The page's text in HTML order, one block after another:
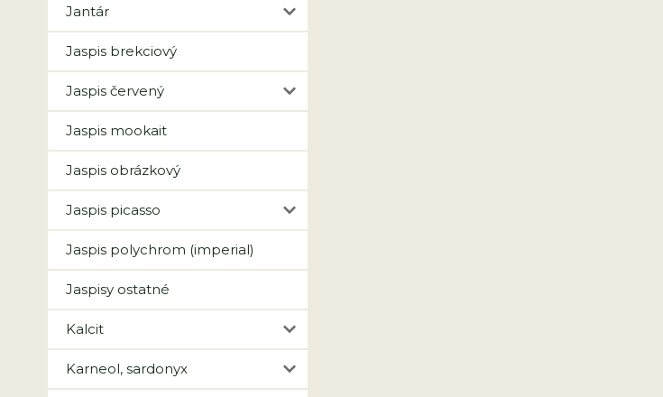
Jantár
Jaspis brekciový
Jaspis červený
Jaspis mookait
Jaspis obrázkový
Jaspis picasso
Jaspis polychrom (imperial)
Jaspisy ostatné
Kalcit
Karneol, sardonyx